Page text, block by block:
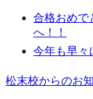
合格おめで
へ！！
今年も早々
松末校からのお